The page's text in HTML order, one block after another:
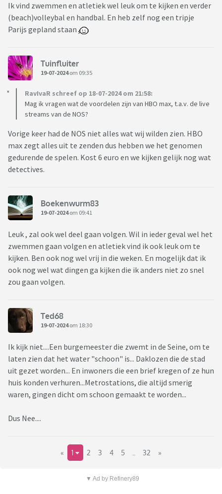
Ik vind zwemmen en atletiek wel leuk om te kijken en verder
(beach)volleybal en handbal. En heb zelf nog een tripje
Parijs gepland staan
Tuinfluiter
19-07-2024om 09:35
RavIvaR schreef op 18-07-2024 om 21:58:
Mag ik vragen wat de voordelen zijn van HBO max, t.a.v. de live
streams van de NOS?
Vorige keer had de NOS niet alles wat wij wilden zien. HBO
max zegt alles uit te zenden dus hebben we het genomen
gedurende de spelen. Kost 6 euro en we kijken gelijk nog wat
detectives.
Boekenwurm83
19-07-2024om 09:41
Leuk , zal ook wel deel gaan volgen. Wil in ieder geval wel het
zwemmen gaan volgen en atletiek vind ik ook leuk om te
kijken. Ben ook nog wel vrij in die weken. En mogelijk dat ik
ook nog wel wat dingen ga kijken die ik anders niet zo snel
zou gaan volgen.
Ted68
19-07-2024om 18:30
Ik kijk niet....Een burgemeester die zwemt in de Seine, om te
laten zien dat het water "schoon" is... Daklozen die de stad
uit gezet worden... En inwoners die een brief kregen of ze hun
huis konden verhuren...Metrostations, die altijd smerig
waren, gingen dicht om schoon gemaakt te worden...
Dus Nee....
« 1 2 3 4 5 32 »
▼ Ad by Refinery89